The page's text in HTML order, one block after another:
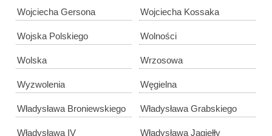
Wojciecha Gersona Wojciecha Kossaka
Wojska Polskiego Wolności
Wolska Wrzosowa
Wyzwolenia Węgielna
Władysława Broniewskiego Władysława Grabskiego
Władysława IV Władysława Jagiełły